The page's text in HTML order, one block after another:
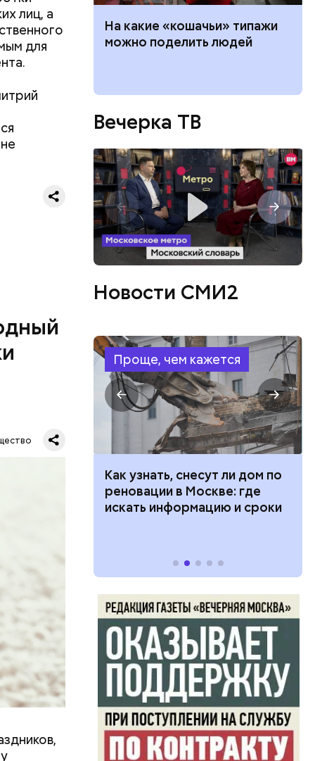
лиц, а
для
со
это
и
На какие «кошачьи» типажи
можно поделить людей
Вечерка ТВ
Новости СМИ2
Проще, чем кажется
Как узнать, снесут ли дом по
реновации в Москве: где
искать информацию и сроки